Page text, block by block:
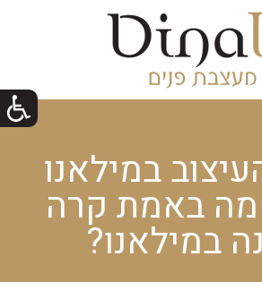
במילאנו
מה באמת קרה
במילאנו?